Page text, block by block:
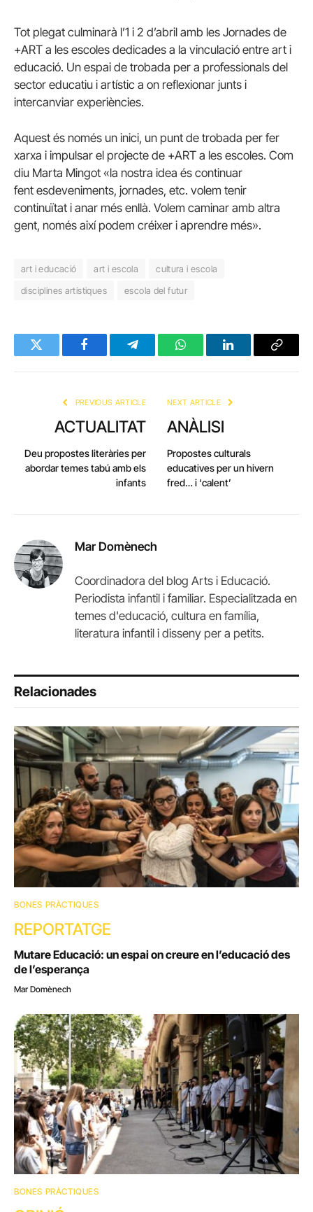
Tot plegat culminarà l’1 i 2 d’abril amb les Jornades de
+ART a les escoles dedicades a la vinculació entre art i
educació. Un espai de trobada per a professionals del
sector educatiu i artístic a on reflexionar junts i
intercanviar experiències.
Aquest és només un inici, un punt de trobada per fer
xarxa i impulsar el projecte de +ART a les escoles. Com
diu Marta Mingot «la nostra idea és continuar
fent esdeveniments, jornades, etc. volem tenir
continuïtat i anar més enllà. Volem caminar amb altra
gent, només així podem créixer i aprendre més».
art i educació art i escola
cultura i escola
disciplines artístiques
escola del futur
Twitter FacebookTelegramWhatsAppLinkedInCopy
PREVIOUS ARTICLE
ACTUALITAT
Deu propostes literàries per
abordar temes tabú amb els
infants
NEXT ARTICLE
ANÀLISI
Propostes culturals
educatives per un hivern
fred… i ‘calent’
Mar Domènech
Coordinadora del blog Arts i Educació.
Periodista infantil i familiar. Especialitzada en
temes d'educació, cultura en família,
literatura infantil i disseny per a petits.
Relacionades
BONES PRÀCTIQUES
REPORTATGE
Mutare Educació: un espai on creure en l’educació des
de l’esperança
Mar Domènech
BONES PRÀCTIQUES